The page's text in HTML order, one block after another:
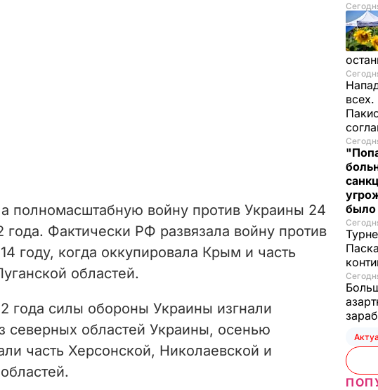
полномасштабную войну против Украины 24
года. Фактически РФ развязала войну против
году, когда оккупировала Крым и часть
областей.
года силы обороны Украины изгнали
северных областей Украины, осенью
часть Херсонской, Николаевской и
было